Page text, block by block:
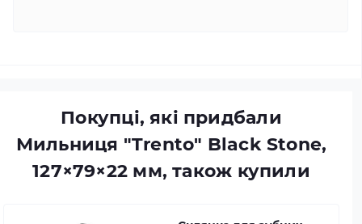
Покупці, які придбали
Мильниця "Trento" Black Stone,
127×79×22 мм, також купили